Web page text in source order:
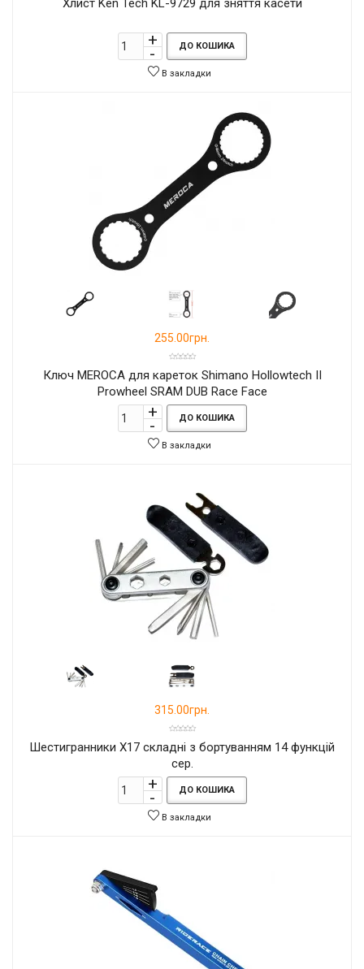
Хлист Ken Tech KL-9729 для зняття касети
ДО КОШИКА
В закладки
255.00грн.
Ключ MEROCA для кареток Shimano Hollowtech II
Prowheel SRAM DUB Race Face
ДО КОШИКА
В закладки
315.00грн.
Шестигранники X17 складні з бортуванням 14 функцій
сер.
ДО КОШИКА
В закладки